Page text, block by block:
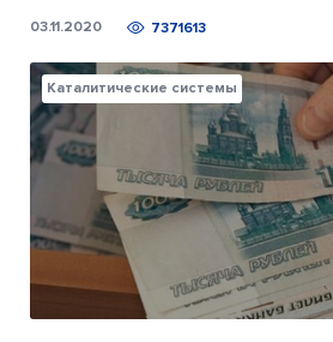
03.11.2020 7371613
Каталитические системы